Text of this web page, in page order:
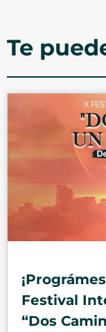
Te
Festival
“Dos